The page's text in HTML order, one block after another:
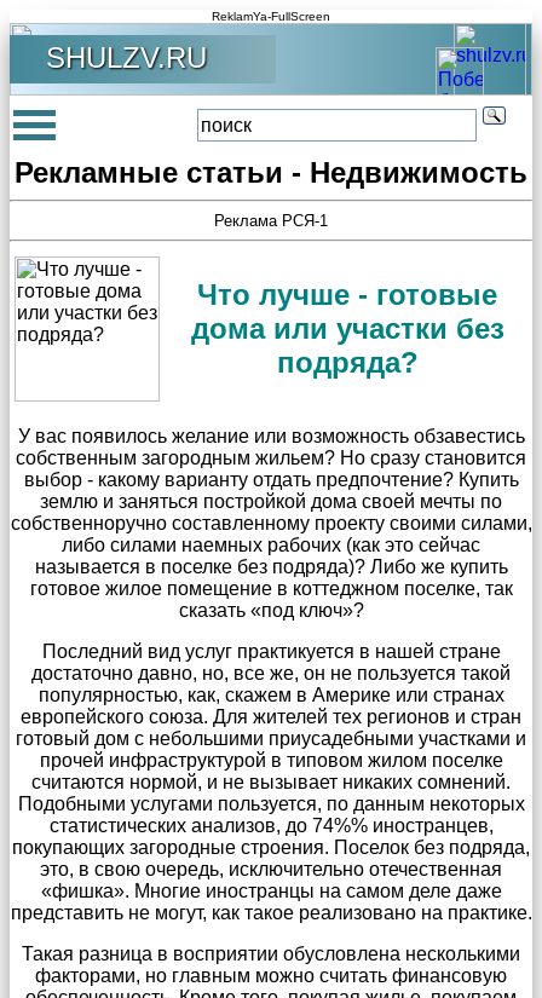
ReklamYa-FullScreen
SHULZV.RU
Рекламные статьи - Недвижимость
Реклама РСЯ-1
Что лучше - готовые
дома или участки без
подряда?
У вас появилось желание или возможность обзавестись
собственным загородным жильем? Но сразу становится
выбор - какому варианту отдать предпочтение? Купить
землю и заняться постройкой дома своей мечты по
собственноручно составленному проекту своими силами,
либо силами наемных рабочих (как это сейчас
называется в поселке без подряда)? Либо же купить
готовое жилое помещение в коттеджном поселке, так
сказать «под ключ»?
Последний вид услуг практикуется в нашей стране
достаточно давно, но, все же, он не пользуется такой
популярностью, как, скажем в Америке или странах
европейского союза. Для жителей тех регионов и стран
готовый дом с небольшими приусадебными участками и
прочей инфраструктурой в типовом жилом поселке
считаются нормой, и не вызывает никаких сомнений.
Подобными услугами пользуется, по данным некоторых
статистических анализов, до 74%% иностранцев,
покупающих загородные строения. Поселок без подряда,
это, в свою очередь, исключительно отечественная
«фишка». Многие иностранцы на самом деле даже
представить не могут, как такое реализовано на практике.
Такая разница в восприятии обусловлена несколькими
факторами, но главным можно считать финансовую